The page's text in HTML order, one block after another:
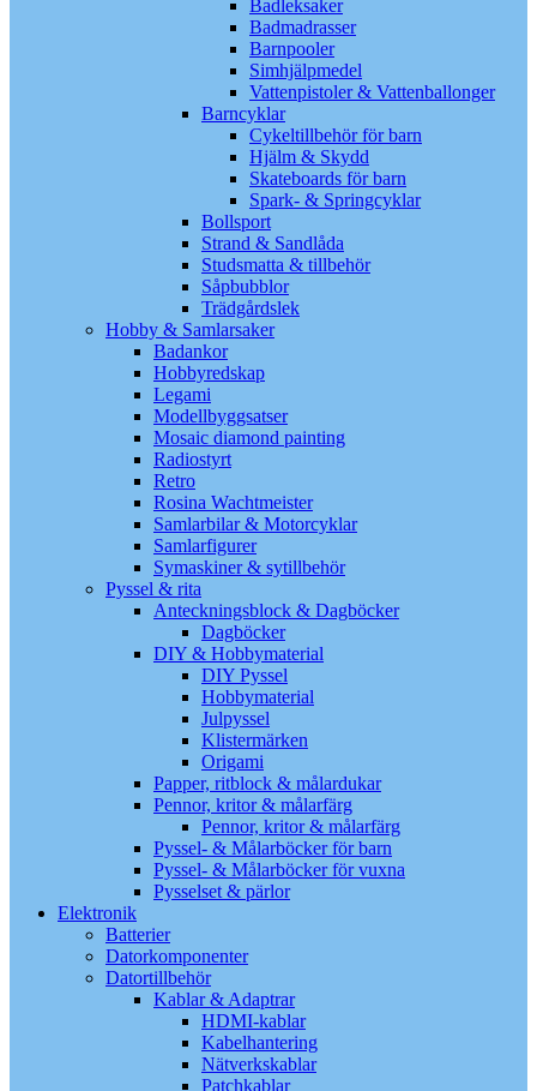
Badleksaker
Badmadrasser
Barnpooler
Simhjälpmedel
Vattenpistoler & Vattenballonger
Barncyklar
Cykeltillbehör för barn
Hjälm & Skydd
Skateboards för barn
Spark- & Springcyklar
Bollsport
Strand & Sandlåda
Studsmatta & tillbehör
Såpbubblor
Trädgårdslek
Hobby & Samlarsaker
Badankor
Hobbyredskap
Legami
Modellbyggsatser
Mosaic diamond painting
Radiostyrt
Retro
Rosina Wachtmeister
Samlarbilar & Motorcyklar
Samlarfigurer
Symaskiner & sytillbehör
Pyssel & rita
Anteckningsblock & Dagböcker
Dagböcker
DIY & Hobbymaterial
DIY Pyssel
Hobbymaterial
Julpyssel
Klistermärken
Origami
Papper, ritblock & målardukar
Pennor, kritor & målarfärg
Pennor, kritor & målarfärg
Pyssel- & Målarböcker för barn
Pyssel- & Målarböcker för vuxna
Pysselset & pärlor
Elektronik
Batterier
Datorkomponenter
Datortillbehör
Kablar & Adaptrar
HDMI-kablar
Kabelhantering
Nätverkskablar
Patchkablar